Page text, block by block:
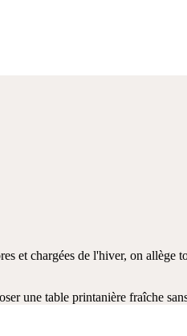
et chargées de l'hiver, on
une table printanière fraîche